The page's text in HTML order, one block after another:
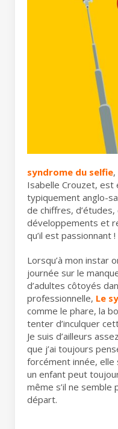
syndrome du selfie
Isabelle Crouzet, est
typiquement anglo-
de chiffres,
développements et
qu’il est passionnant !
Lorsqu’à mon instar
journée sur le
d’adultes côtoyés
professionnelle, Le
comme le phare, la
tenter d’inculquer
Je suis d’ailleurs
que j’ai toujours
forcément innée, elle
un enfant peut
même s’il ne semble
départ.